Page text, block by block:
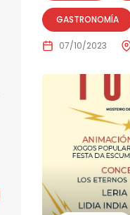
GASTRONOMÍA
07/10/2023